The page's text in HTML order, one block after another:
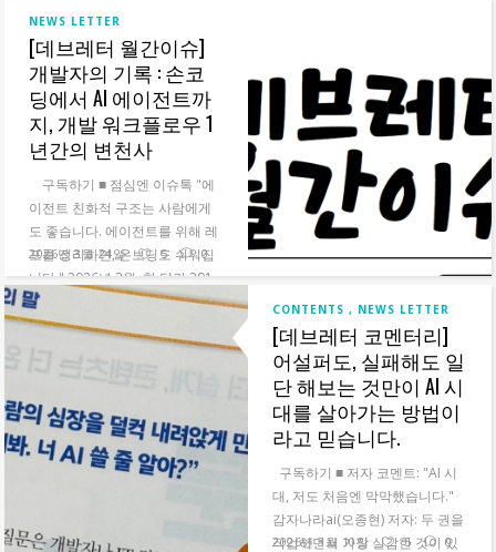
NEWS LETTER
[데브레터 월간이슈]
개발자의 기록 : 손코
딩에서 AI 에이전트까
지, 개발 워크플로우 1
년간의 변천사
구독하기 ■ 점심엔 이슈톡‍ "에
이전트 친화적 구조는 사람에게
도 좋습니다. 에이전트를 위해 레
포를 정리하면, 온보딩도 쉬워집
니다." 2026년 2월, 한 달간 291
건의 커밋을 기록했다?...
2026년 3월 24일 5 0
CONTENTS NEWS LETTER
[데브레터 코멘터리]
어설퍼도, 실패해도 일
단 해보는 것만이 AI 시
대를 살아가는 방법이
라고 믿습니다.
구독하기 ■ 저자 코멘트: "AI 시
대, 저도 처음엔 막막했습니다."‍
감자나라ai(오종현) 저자: 두 권을
작업하면서 가장 실감한 것이 있
2026년 3월 10일 5 0